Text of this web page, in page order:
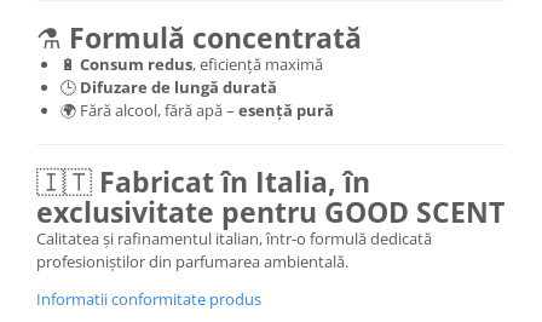
⚗️ Formulă concentrată
🔋 Consum redus, eficiență maximă
🕒 Difuzare de lungă durată
🌍 Fără alcool, fără apă – esență pură
🇮🇹 Fabricat în Italia, în
exclusivitate pentru GOOD SCENT
Calitatea și rafinamentul italian, într-o formulă dedicată
profesioniștilor din parfumarea ambientală.
Informatii conformitate produs